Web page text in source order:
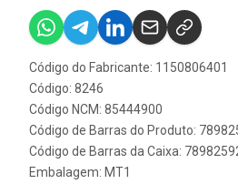
Código do Fabricante: 1150806401
Código: 8246
Código NCM: 85444900
Código de Barras do Produto:
Código de Barras da Caixa:
Embalagem: MT1